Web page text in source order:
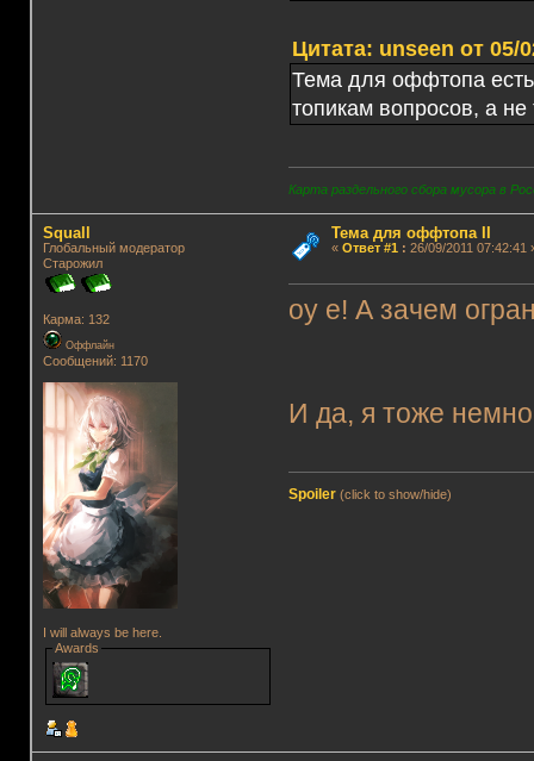
Цитата: unseen от 05/
Тема для оффтопа
топикам вопросов, а
Карта раздельного сбора мусора в
Squall
Глобальный модератор
Старожил
Карма: 132
Оффлайн
Сообщений: 1170
I will always be here.
Awards
Тема для оффтопа II
« Ответ #1 : 26/09/2011 07:42:41
оу е! А зачем
И да, я тоже
Spoiler (click to show/hide)